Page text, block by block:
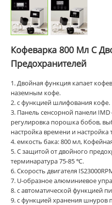
Кофеварка 800 Мл С
Предохранителей
1. Двойная функция капает
наземным кофе.
2. с функцией шлифования кофе.
3. Панель сенсорной панели
регулировка порошка бобов,
настройка времени и настройка
4. емкость бака: 800 мл,
5. С защитой от двойного
терминаратура 75-85 ℃.
6. Скорость двигателя
7. U-образное алюминиевое
8. с автоматической функцией
9. с функцией хранения шнуров